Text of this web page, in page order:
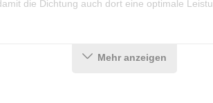
die Dichtung auch dort eine optimale
Mehr anzeigen